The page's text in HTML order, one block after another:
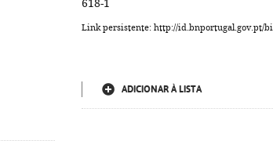
618-1
Link persistente: http://id.bnportugal.gov.pt/
ADICIONAR À LISTA